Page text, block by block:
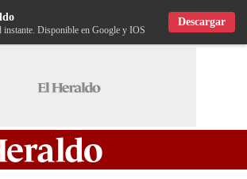
instante. Disponible en Google y IOS
Descargar